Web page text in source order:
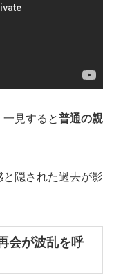
見すると普通の親
と隠された過去が影
会が波乱を呼